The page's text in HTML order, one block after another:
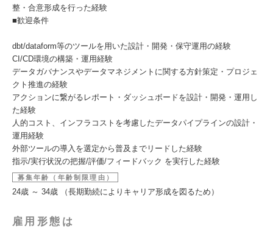
整・合意形成を行った経験
■歓迎条件
dbt/dataform等のツールを用いた設計・開発・保守運用の経験
CI/CD環境の構築・運用経験
データガバナンスやデータマネジメントに関する方針策定・プロジェ
クト推進の経験
アクションに繋がるレポート・ダッシュボードを設計・開発・運用し
た経験
人的コスト、インフラコストを考慮したデータパイプラインの設計・
運用経験
外部ツールの導入を選定から普及までリードした経験
指示/実行状況の把握/評価/フィードバック を実行した経験
募集年齢（年齢制限理由）
24歳 ～ 34歳 （長期勤続によりキャリア形成を図るため）
雇用形態は